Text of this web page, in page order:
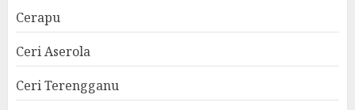
Cerapu
Ceri Aserola
Ceri Terengganu